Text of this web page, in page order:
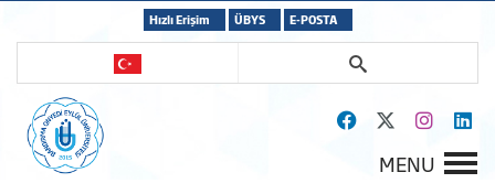
Hızlı Erişim ÜBYS E-POSTA
MENU